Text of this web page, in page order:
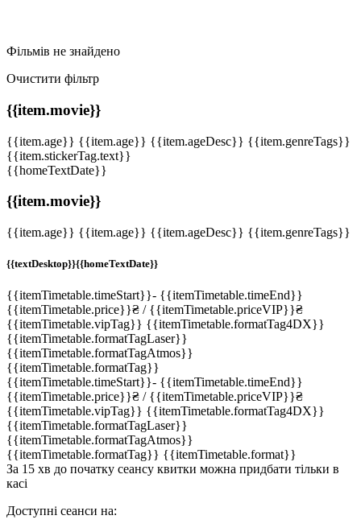
Фільмів не знайдено
Очистити фільтр
{{item.movie}}
{{item.age}} {{item.age}} {{item.ageDesc}} {{item.genreTags}}
{{item.stickerTag.text}}
{{homeTextDate}}
{{item.movie}}
{{item.age}} {{item.age}} {{item.ageDesc}} {{item.genreTags}}
{{textDesktop}}{{homeTextDate}}
{{itemTimetable.timeStart}}- {{itemTimetable.timeEnd}}
{{itemTimetable.price}}₴ / {{itemTimetable.priceVIP}}₴
{{itemTimetable.vipTag}} {{itemTimetable.formatTag4DX}}
{{itemTimetable.formatTagLaser}}
{{itemTimetable.formatTagAtmos}}
{{itemTimetable.formatTag}}
{{itemTimetable.timeStart}}- {{itemTimetable.timeEnd}}
{{itemTimetable.price}}₴ / {{itemTimetable.priceVIP}}₴
{{itemTimetable.vipTag}} {{itemTimetable.formatTag4DX}}
{{itemTimetable.formatTagLaser}}
{{itemTimetable.formatTagAtmos}}
{{itemTimetable.formatTag}} {{itemTimetable.format}}
За 15 хв до початку сеансу квитки можна придбати тільки в
касі
Доступні сеанси на: